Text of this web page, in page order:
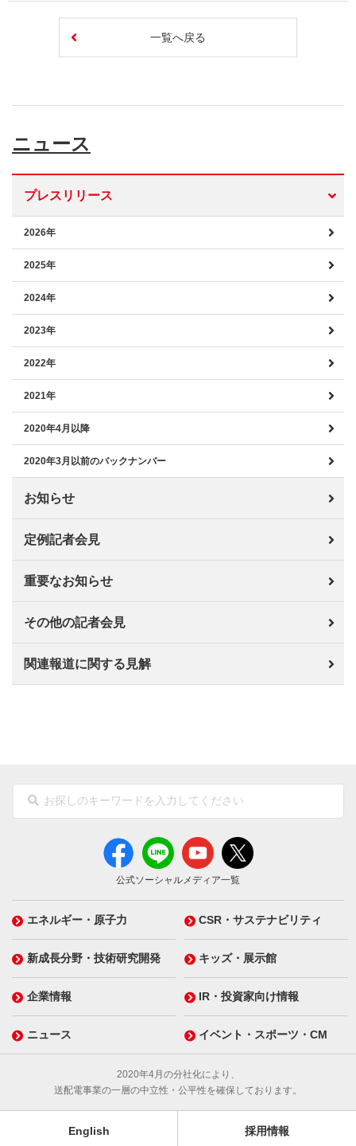
一覧へ戻る
ニュース
プレスリリース
2026年
2025年
2024年
2023年
2022年
2021年
2020年4月以降
2020年3月以前のバックナンバー
お知らせ
定例記者会見
重要なお知らせ
その他の記者会見
関連報道に関する見解
公式ソーシャルメディア一覧
エネルギー・原子力 CSR・サステナビリティ
新成長分野・技術研究開発 キッズ・展示館
企業情報 IR・投資家向け情報
ニュース イベント・スポーツ・CM
2020年4月の分社化により、
送配電事業の一層の中立性・公平性を確保しております。
English 採用情報